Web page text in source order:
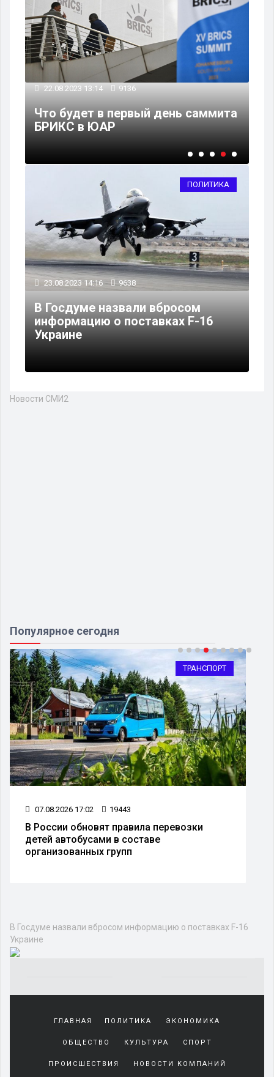
22.08.2023 13:14 9136
Что будет в первый день саммита
БРИКС в ЮАР
ПОЛИТИКА
23.08.2023 14:16 9638
В Госдуме назвали вбросом
информацию о поставках F-16
Украине
Новости СМИ2
Популярное сегодня
ТРАНСПОРТ
07.08.2026 17:02 19443
В России обновят правила перевозки
детей автобусами в составе
организованных групп
В Госдуме назвали вбросом информацию о поставках F-16
Украине
sürekli
beraber
geçirerek
ГЛАВНАЯ ПОЛИТИКА ЭКОНОМИКА
ОБЩЕСТВО КУЛЬТУРА СПОРТ
ПРОИСШЕСТВИЯ НОВОСТИ КОМПАНИЙ